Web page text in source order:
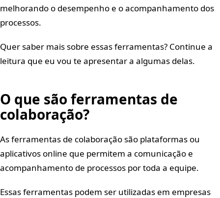
melhorando o desempenho e o acompanhamento dos
processos.
Quer saber mais sobre essas ferramentas? Continue a
leitura que eu vou te apresentar a algumas delas.
O que são ferramentas de
colaboração?
As ferramentas de colaboração são plataformas ou
aplicativos online que permitem a comunicação e
acompanhamento de processos por toda a equipe.
Essas ferramentas podem ser utilizadas em empresas